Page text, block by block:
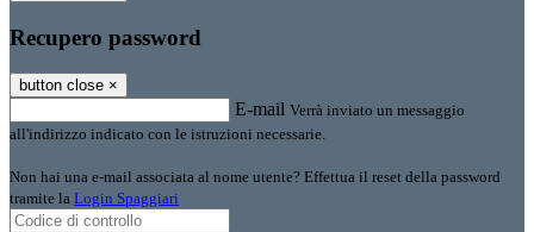
Recupero password
button close ×
E-mail Verrà inviato un messaggio
all'indirizzo indicato con le istruzioni necessarie.
Non hai una e-mail associata al nome utente? Effettua il reset della password
tramite la Login Spaggiari